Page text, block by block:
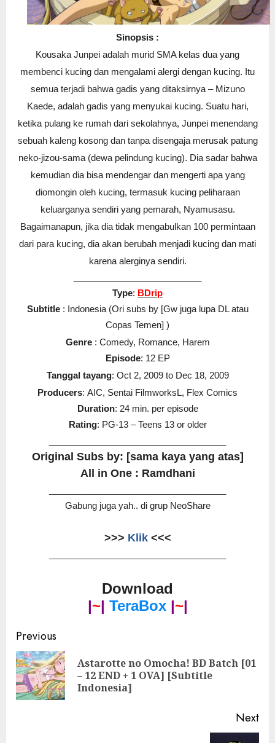
Sinopsis :
Kousaka Junpei adalah murid SMA kelas dua yang
membenci kucing dan mengalami alergi dengan kucing. Itu
semua terjadi bahwa gadis yang ditaksirnya – Mizuno
Kaede, adalah gadis yang menyukai kucing. Suatu hari,
ketika pulang ke rumah dari sekolahnya, Junpei menendang
sebuah kaleng kosong dan tanpa disengaja merusak patung
neko-jizou-sama (dewa pelindung kucing). Dia sadar bahwa
kemudian dia bisa mendengar dan mengerti apa yang
diomongin oleh kucing, termasuk kucing peliharaan
keluarganya sendiri yang pemarah, Nyamusasu.
Bagaimanapun, jika dia tidak mengabulkan 100 permintaan
dari para kucing, dia akan berubah menjadi kucing dan mati
karena alerginya sendiri.
Type: BDrip
Subtitle: Indonesia (Ori subs by [Gw juga lupa DL atau
Copas Temen] )
Genre: Comedy, Romance, Harem
Episode: 12 EP
Tanggal tayang: Oct 2, 2009 to Dec 18, 2009
Producers: AIC, Sentai FilmworksL, Flex Comics
Duration: 24 min. per episode
Rating: PG-13 – Teens 13 or older
Original Subs by: [sama kaya yang atas]
All in One : Ramdhani
Gabung juga yah.. di grup NeoShare
>>> Klik<<<
Download
|~| TeraBox |~|
Post
navigation
Previous
Astarotte no Omocha! BD Batch [01
– 12 END + 1 OVA] [Subtitle
Indonesia]
Next